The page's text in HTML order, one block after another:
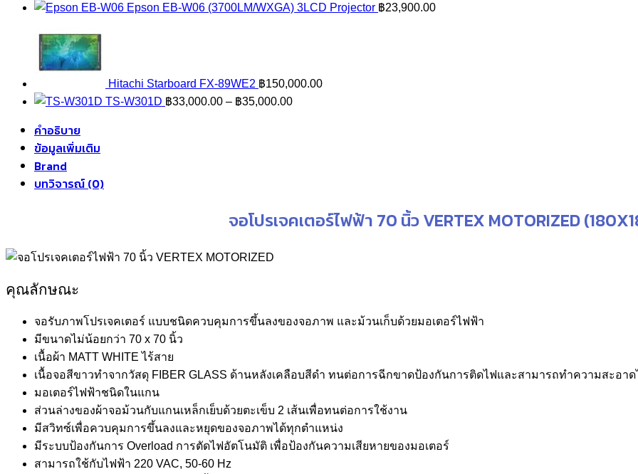
Epson EB-W06 (3700LM/WXGA) 3LCD Projector ฿23,900.00
Hitachi Starboard FX-89WE2 ฿150,000.00
TS-W301D ฿33,000.00 – ฿35,000.00Price
คำอธิบาย
ข้อมูลเพิ่มเติม
Brand
บทวิจารณ์ (0)
จอโปรเจคเตอร์ไฟฟ้า 70 นิ้ว VERTEX MOTORIZED
คุณลักษณะ
จอรับภาพโปรเจคเตอร์ แบบชนิดควบคุมการขึ้นลงของจอภาพ และม้วนเก็บด้วยมอเตอร์ไฟฟ้า
มีขนาดไม่น้อยกว่า 70 x 70 นิ้ว
เนื้อผ้า MATT WHITE ไร้สาย
เนื้อจอสีขาวทำจากวัสดุ FIBER GLASS ด้านหลังเคลือบสีดำ ทนต่อการฉีกขาดป้องกันการติดไฟและสามารถทำความสะอาด
มอเตอร์ไฟฟ้าชนิดในแกน
ส่วนล่างของผ้าจอม้วนกับแกนเหล็กเย็บด้วยตะเข็บ 2 เส้นเพื่อทนต่อการใช้งาน
มีสวิทซ์เพื่อควบคุมการขึ้นลงและหยุดของจอภาพได้ทุกตำแหน่ง
มีระบบป้องกันการ Overload การตัดไฟอัตโนมัติ เพื่อป้องกันความเสียหายของมอเตอร์
สามารถใช้กับไฟฟ้า 220 VAC, 50-60 Hz